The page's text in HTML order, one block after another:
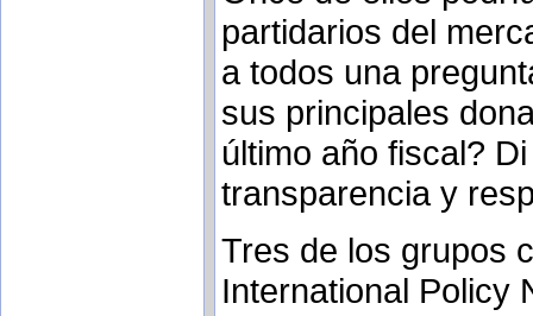
partidarios del
a todos una
sus principales
último año fiscal?
transparencia y
Tres de los grupos
International